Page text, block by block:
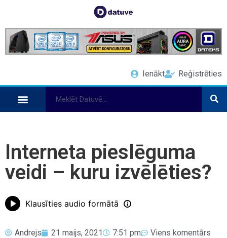
Ienākt Reģistrēties
Interneta pieslēguma
veidi – kuru izvēlēties?
Klausīties audio formātā
Andrejs 21 maijs, 2021 7:51 pm Viens komentārs